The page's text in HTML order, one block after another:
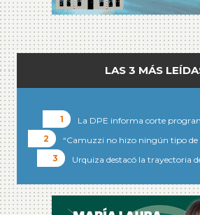
LAS 3 MÁS
La DPE informa corte
“Camuzzi no hizo ningún tipo de
Urquiza destacó la trayectoria